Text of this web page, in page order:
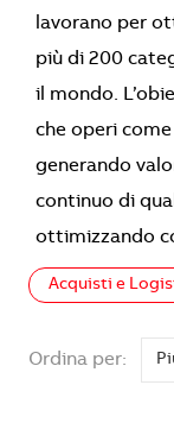
lavorano per
più di 200
il mondo.
che operi
generando
continuo di
ottimizzando
Acquisti e
Ordina per: